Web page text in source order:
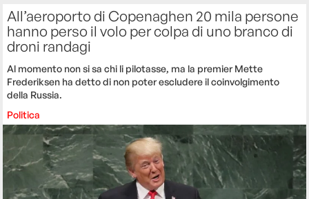
All’aeroporto di Copenaghen 20 mila persone
hanno perso il volo per colpa di uno branco di
droni randagi
Al momento non si sa chi li pilotasse, ma la premier Mette
Frederiksen ha detto di non poter escludere il coinvolgimento
della Russia.
Politica